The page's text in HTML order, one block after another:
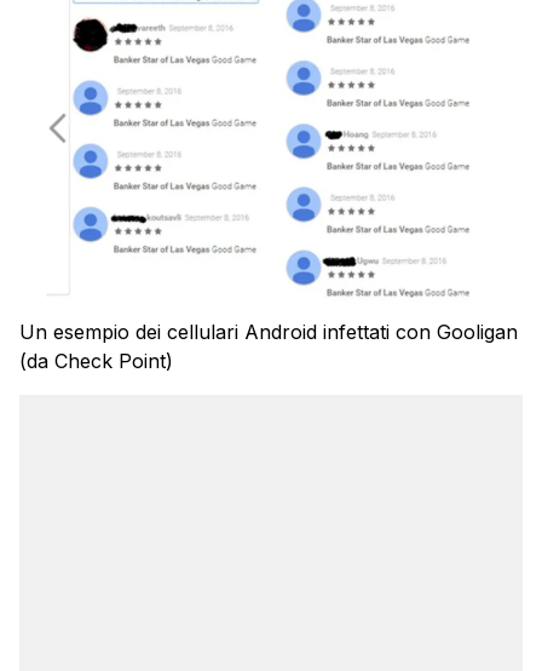
Un esempio dei cellulari Android infettati con Gooligan
(da Check Point)